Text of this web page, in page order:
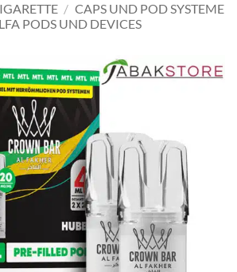
/ CAPS UND POD SYSTEME
PODS UND DEVICES